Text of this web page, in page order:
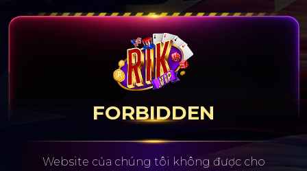
FORBIDDEN
Website của chúng tôi không được cho